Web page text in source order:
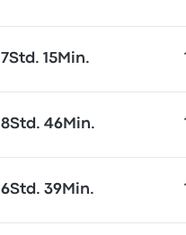
7Std. 15Min. 1
8Std. 46Min. 1
6Std. 39Min. 1